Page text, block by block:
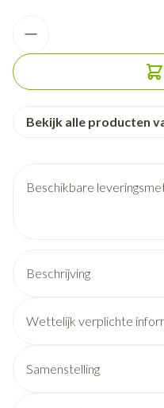
Bekijk alle producten
Beschikbare
Beschrijving
Wettelijk verplichte
Samenstelling